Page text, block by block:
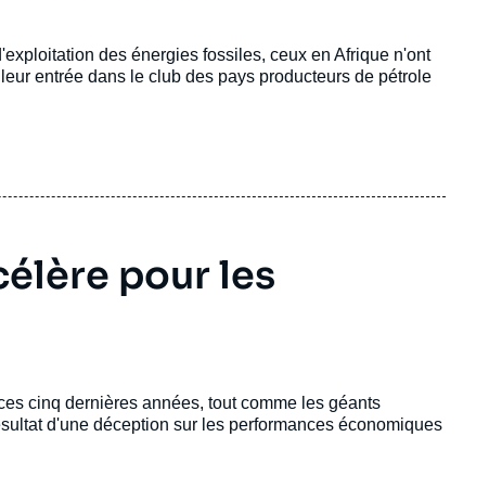
des énergies fossiles, ceux en Afrique n'ont
entrée dans le club des pays producteurs de pétrole
pour les
cinq dernières années, tout comme les géants
d'une déception sur les performances économiques